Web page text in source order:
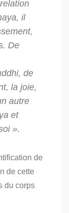
, il
De
, de
la joie,
autre
et
».
de
de cette
du corps